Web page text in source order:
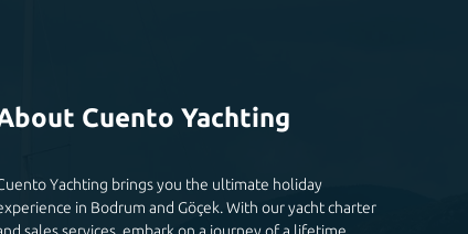
Cuento Yachting
Yachting brings you the ultimate holiday
in Bodrum and Göçek. With our yacht charter